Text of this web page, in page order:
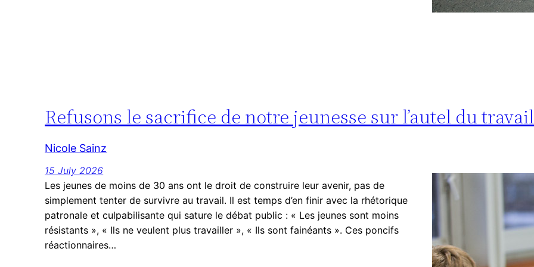
Refusons le sacrifice de notre jeunesse sur l’autel du
Nicole Sainz
15 July 2026
Les jeunes de moins de 30 ans ont le droit de construire leur avenir, pas de
simplement tenter de survivre au travail. Il est temps d’en finir avec la rhétorique
patronale et culpabilisante qui sature le débat public : « Les jeunes sont moins
résistants », « Ils ne veulent plus travailler », « Ils sont fainéants ». Ces poncifs
réactionnaires…